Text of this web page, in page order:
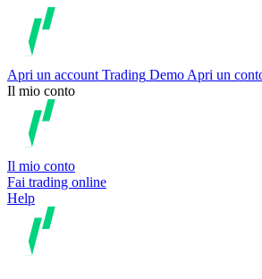
Apri un account Trading Demo Apri un
Il mio conto
Il mio conto
Fai trading online
Help